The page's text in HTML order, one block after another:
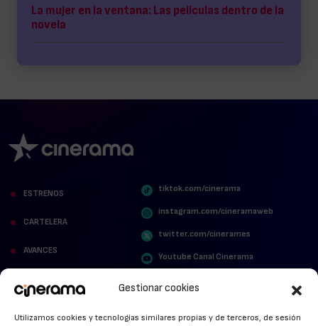
Gestionar cookies
Utilizamos cookies y tecnologías similares propias y de terceros, de sesión
La mujer en la ventana: Las películas dentro de la
novela
ESTRENOS
CARTELERA
AVANCES
tiktok.com/cinerama
instagram.com/cineramaweb
twitter.com/cinerames
Youtube Canal Cinerama